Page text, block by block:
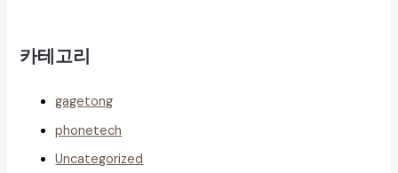
카테고리
gagetong
phonetech
Uncategorized